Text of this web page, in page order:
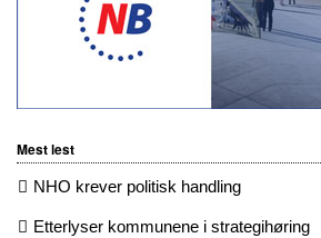
Mest lest
NHO krever politisk handling
Etterlyser kommunene i strategihøring